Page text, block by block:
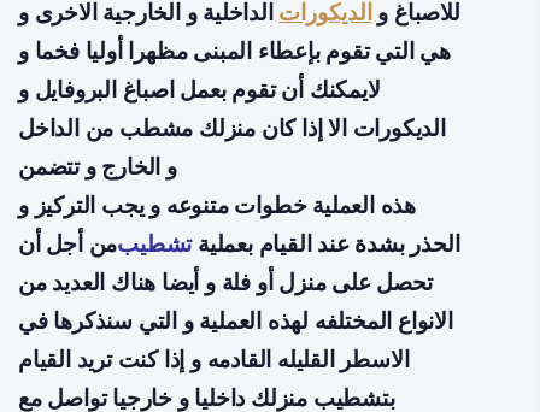
للاصباغ و الديكورات الداخلية و الخارجية الاخرى و
هي التي تقوم بإعطاء المبنى مظهرا أوليا فخما و
لايمكنك أن تقوم بعمل اصباغ البروفايل و
الديكورات الا إذا كان منزلك مشطب من الداخل
و الخارج و تتضمن
هذه العملية خطوات متنوعه و يجب التركيز و
الحذر بشدة عند القيام بعمليةتشطيبمن أجل أن
تحصل على منزل أو فلة و أيضا هناك العديد من
الانواع المختلفه لهذه العملية و التي سنذكرها في
الاسطر القليله القادمه و إذا كنت تريد القيام
بتشطيب منزلك داخليا و خارجيا تواصل مع